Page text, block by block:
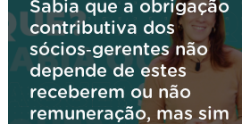
Sabia que a obrigação
contributiva dos
sócios‑gerentes não
depende de estes
receberem ou não
remuneração, mas sim